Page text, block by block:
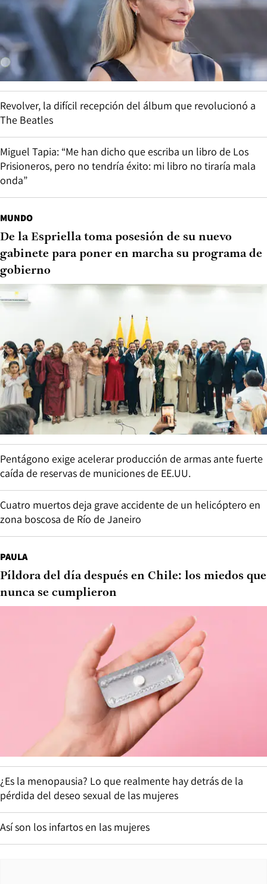
Revolver, la difícil recepción del álbum que revolucionó a
The Beatles
Miguel Tapia: “Me han dicho que escriba un libro de Los
Prisioneros, pero no tendría éxito: mi libro no tiraría mala
onda”
MUNDO
De la Espriella toma posesión de su nuevo
gabinete para poner en marcha su programa de
gobierno
Pentágono exige acelerar producción de armas ante fuerte
caída de reservas de municiones de EE.UU.
Cuatro muertos deja grave accidente de un helicóptero en
zona boscosa de Río de Janeiro
PAULA
Píldora del día después en Chile: los miedos que
nunca se cumplieron
¿Es la menopausia? Lo que realmente hay detrás de la
pérdida del deseo sexual de las mujeres
Así son los infartos en las mujeres